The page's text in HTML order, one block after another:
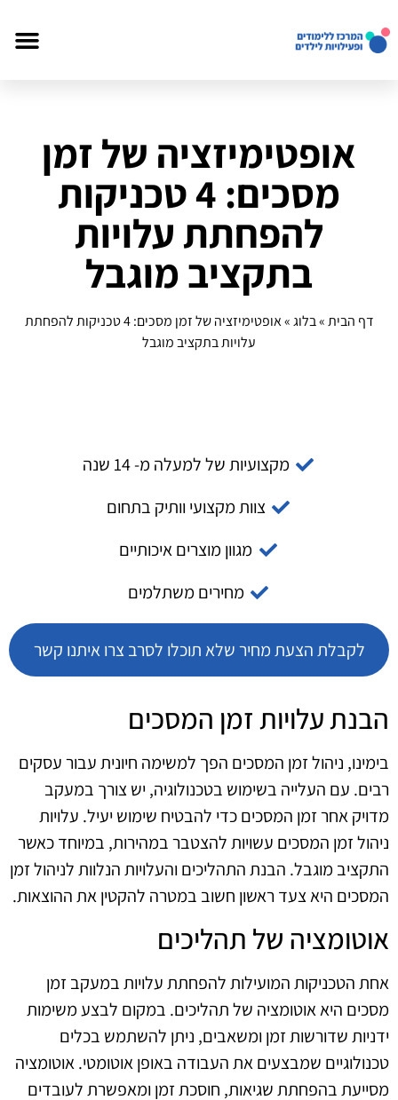
אופטימיזציה של זמן
מסכים: 4 טכניקות
להפחתת עלויות
בתקציב מוגבל
דף הבית»בלוג»
אופטימיזציה של זמן מסכים: 4 טכניקות להפחתת
עלויות בתקציב מוגבל
מקצועיות של למעלה מ- 14 שנה
צוות מקצועי וותיק בתחום
מגוון מוצרים איכותיים
מחירים משתלמים
לקבלת הצעת מחיר שלא תוכלו לסרב צרו איתנו קשר
הבנת עלויות זמן המסכים
בימינו, ניהול זמן המסכים הפך למשימה חיונית עבור עסקים
רבים. עם העלייה בשימוש בטכנולוגיה, יש צורך במעקב
מדויק אחר זמן המסכים כדי להבטיח שימוש יעיל. עלויות
ניהול זמן המסכים עשויות להצטבר במהירות, במיוחד כאשר
התקציב מוגבל. הבנת התהליכים והעלויות הנלוות לניהול זמן
המסכים היא צעד ראשון חשוב במטרה להקטין את ההוצאות.
אוטומציה של תהליכים
אחת הטכניקות המועילות להפחתת עלויות במעקב זמן
מסכים היא אוטומציה של תהליכים. במקום לבצע משימות
ידניות שדורשות זמן ומשאבים, ניתן להשתמש בכלים
טכנולוגיים שמבצעים את העבודה באופן אוטומטי. אוטומציה
מסייעת בהפחתת שגיאות, חוסכת זמן ומאפשרת לעובדים